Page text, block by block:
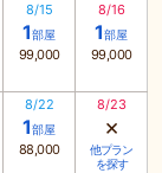
8/15
1部屋
99,000
8/16
1部屋
99,000
8/22
1部屋
88,000
8/23
×
他プラン
を探す